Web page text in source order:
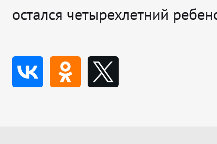
остался четырехлетний